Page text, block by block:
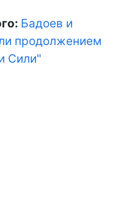
Бадоев и
продолжением
Сили"